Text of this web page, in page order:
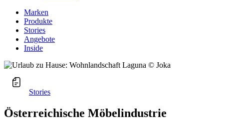
Marken
Produkte
Stories
Angebote
Inside
Stories
Österreichische Möbelindustrie